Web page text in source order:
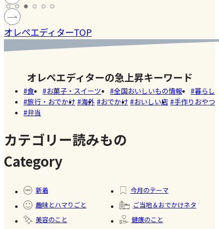
積
症
ン
健康
モン】を
みた！
ン
製フ
ード
知らない
世界でも
た!珍しく
て美味し
いかき氷
のスイー
ツ商品】
しい
店
#かき
ッシ
#健康
Akiko（愛
知）
情を大公
オレぺエディターTOP
オレぺエディターの急上昇キーワード
食 お菓子・スイーツ 全国おいしいもの情報
暮らし
旅行・おでかけ 海外 おでかけ おいしい店
手作りおやつ
弁当
カテゴリー読みもの
Category
新着
今月のテーマ
趣味とハマりごと
ご当地＆おでかけネタ
美容のこと
健康のこと